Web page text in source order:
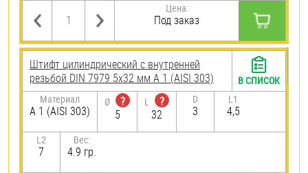
Цена:
Под заказ
Штифт цилиндрический с внутренней
резьбой DIN 7979 5х32 мм А 1 (AISI 303)
Материал
А 1 (AISI 303)
Ø
?
5
L
?
32
D
3
L1
4,5
L2
7
Вес:
4.9 гр.
В СПИСОК